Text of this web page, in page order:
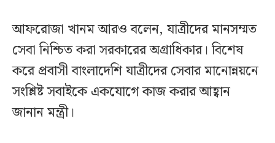
আফরোজা খানম আরও বলেন, যাত্রীদের মানসম্মত
সেবা নিশ্চিত করা সরকারের অগ্রাধিকার। বিশেষ
করে প্রবাসী বাংলাদেশি যাত্রীদের সেবার মানোন্নয়নে
সংশ্লিষ্ট সবাইকে একযোগে কাজ করার আহ্বান
জানান মন্ত্রী।